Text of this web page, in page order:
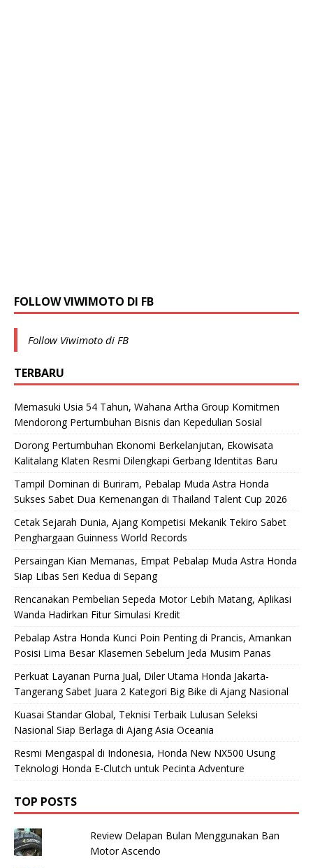
FOLLOW VIWIMOTO DI FB
Follow Viwimoto di FB
TERBARU
Memasuki Usia 54 Tahun, Wahana Artha Group Komitmen
Mendorong Pertumbuhan Bisnis dan Kepedulian Sosial
Dorong Pertumbuhan Ekonomi Berkelanjutan, Ekowisata
Kalitalang Klaten Resmi Dilengkapi Gerbang Identitas Baru
Tampil Dominan di Buriram, Pebalap Muda Astra Honda
Sukses Sabet Dua Kemenangan di Thailand Talent Cup 2026
Cetak Sejarah Dunia, Ajang Kompetisi Mekanik Tekiro Sabet
Penghargaan Guinness World Records
Persaingan Kian Memanas, Empat Pebalap Muda Astra Honda
Siap Libas Seri Kedua di Sepang
Rencanakan Pembelian Sepeda Motor Lebih Matang, Aplikasi
Wanda Hadirkan Fitur Simulasi Kredit
Pebalap Astra Honda Kunci Poin Penting di Prancis, Amankan
Posisi Lima Besar Klasemen Sebelum Jeda Musim Panas
Perkuat Layanan Purna Jual, Diler Utama Honda Jakarta-
Tangerang Sabet Juara 2 Kategori Big Bike di Ajang Nasional
Kuasai Standar Global, Teknisi Terbaik Lulusan Seleksi
Nasional Siap Berlaga di Ajang Asia Oceania
Resmi Mengaspal di Indonesia, Honda New NX500 Usung
Teknologi Honda E-Clutch untuk Pecinta Adventure
TOP POSTS
Review Delapan Bulan Menggunakan Ban
Motor Ascendo